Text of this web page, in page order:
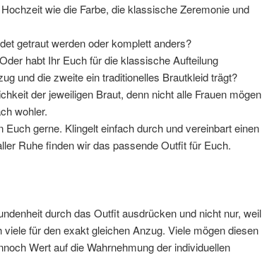
wie die Farbe, die klassische Zeremonie und
getraut werden oder komplett anders?
habt Ihr Euch für die klassische Aufteilung
und die zweite ein traditionelles Brautkleid trägt?
der jeweiligen Braut, denn nicht alle Frauen mögen
wohler.
gerne. Klingelt einfach durch und vereinbart einen
Ruhe finden wir das passende Outfit für Euch.
durch das Outfit ausdrücken und nicht nur, weil
für den exakt gleichen Anzug. Viele mögen diesen
Wert auf die Wahrnehmung der individuellen